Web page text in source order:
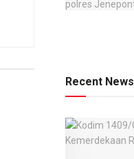
Recent News